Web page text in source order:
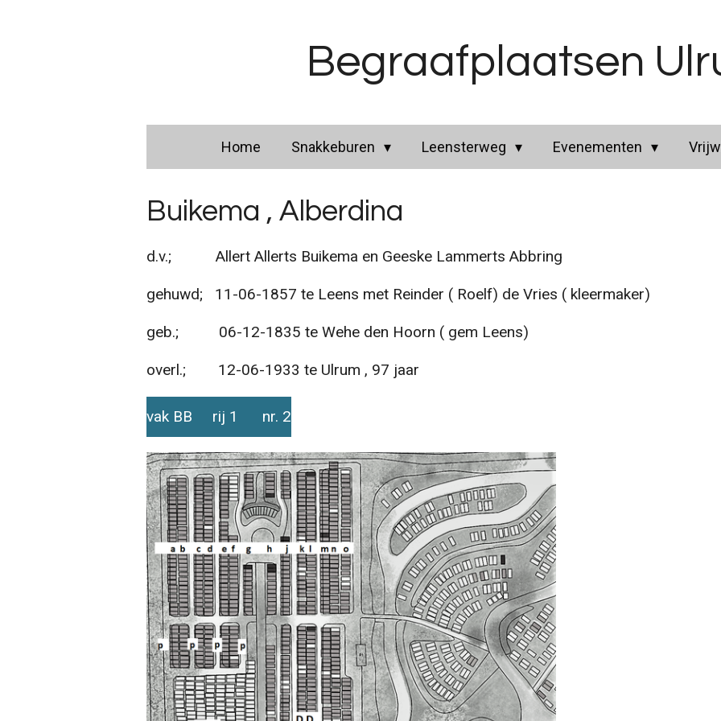
Begraafplaatsen
Home Snakkeburen Leensterweg Evenementen
Buikema , Alberdina
d.v.; Allert Allerts Buikema en Geeske Lammerts Abbring
gehuwd; 11-06-1857 te Leens met Reinder ( Roelf) de Vries ( kleermaker)
geb.; 06-12-1835 te Wehe den Hoorn ( gem Leens)
overl.; 12-06-1933 te Ulrum , 97 jaar
vak BB rij 1 nr. 2